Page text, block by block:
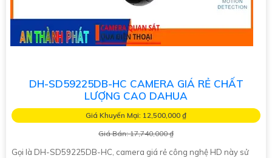
DH-SD59225DB-HC CAMERA GIÁ RẺ CHẤT
LƯỢNG CAO DAHUA
Giá Khuyến Mại: 12,500,000 ₫
Giá Bán: 17,740,000 ₫
Gọi là DH-SD59225DB-HC, camera giá rẻ công nghệ HD này sử